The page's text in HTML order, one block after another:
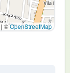
| ©OpenStreetMap